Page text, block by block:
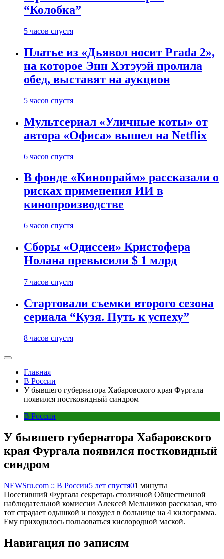
“Колобка”
5 часов спустя
Платье из «Дьявол носит Prada 2»,
на которое Энн Хэтэуэй пролила
обед, выставят на аукцион
5 часов спустя
Мультсериал «Уличные коты» от
автора «Офиса» вышел на Netflix
6 часов спустя
В фонде «Кинопрайм» рассказали о
рисках применения ИИ в
кинопроизводстве
6 часов спустя
Сборы «Одиссеи» Кристофера
Нолана превысили $ 1 млрд
7 часов спустя
Стартовали съемки второго сезона
сериала “Кузя. Путь к успеху”
8 часов спустя
Главная
В России
У бывшего губернатора Хабаровского края Фургала
появился постковидный синдром
В России
У бывшего губернатора Хабаровского
края Фургала появился постковидный
синдром
NEWSru.com :: В России5 лет спустя01 минуты
Посетивший Фургала секретарь столичной Общественной
наблюдательной комиссии Алексей Мельников рассказал, что
тот страдает одышкой и похудел в больнице на 4 килограмма.
Ему приходилось пользоваться кислородной маской.
Навигация по записям